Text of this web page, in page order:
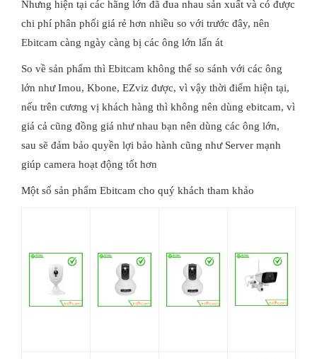
Nhưng hiện tại các hãng lớn đã đua nhau sản xuất và có được
chi phí phân phối giá rẻ hơn nhiều so với trước đây, nên
Ebitcam càng ngày càng bị các ông lớn lấn át
So về sản phẩm thì Ebitcam không thể so sánh với các ông
lớn như Imou, Kbone, EZviz được, vì vậy thời điểm hiện tại,
nếu trên cương vị khách hàng thì không nên dùng ebitcam, vì
giá cả cũng đồng giá như nhau bạn nên dùng các ông lớn,
sau sẽ đảm bảo quyền lợi bảo hành cũng như Server mạnh
giúp camera hoạt động tốt hơn
Một số sản phẩm Ebitcam cho quý khách tham khảo